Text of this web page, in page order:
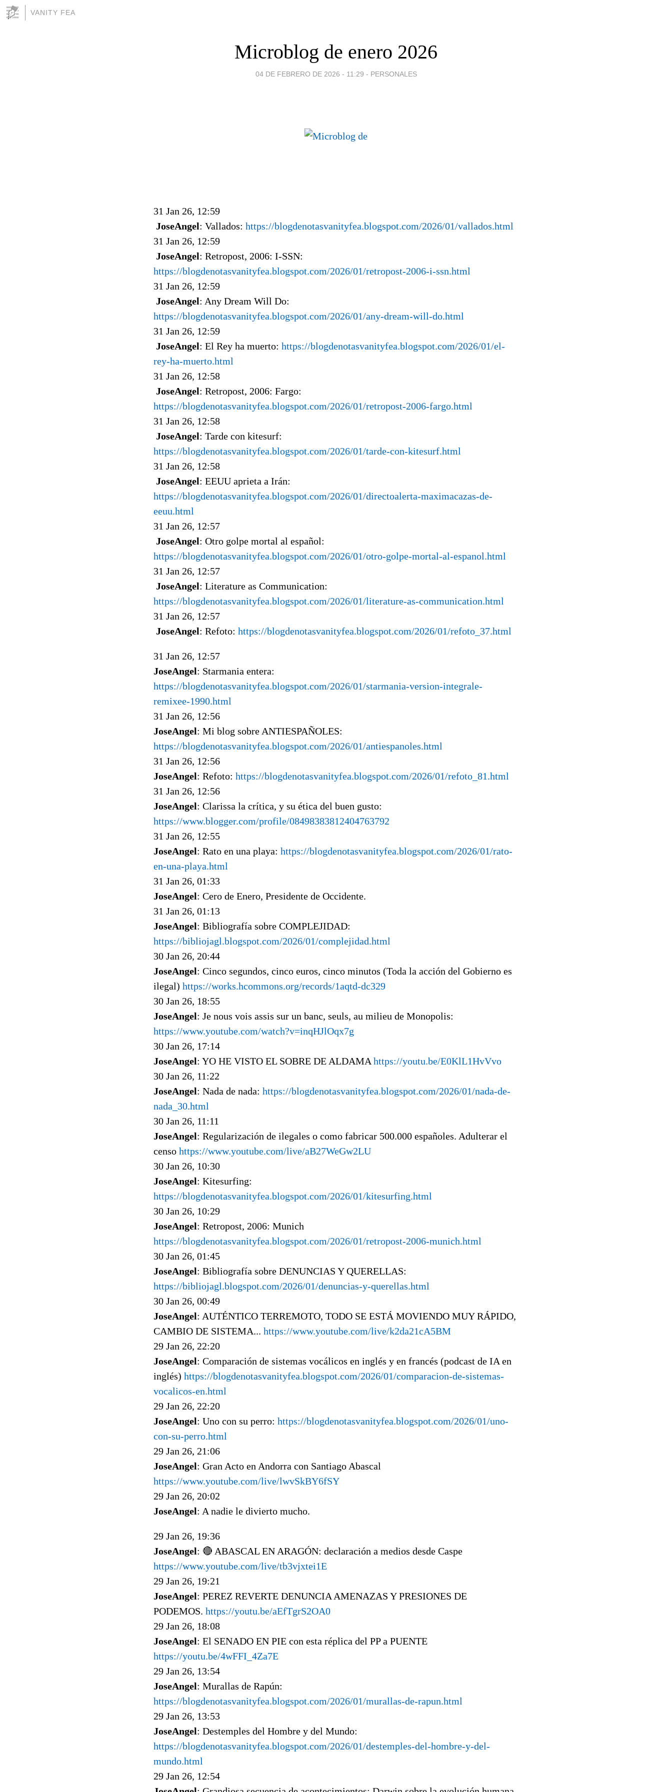
VANITY FEA
Microblog de enero 2026
04 DE FEBRERO DE 2026 - 11:29 - PERSONALES
31 Jan 26, 12:59
JoseAngel: Vallados: https://blogdenotasvanityfea.blogspot.com/2026/01/vallados.html
31 Jan 26, 12:59
JoseAngel: Retropost, 2006: I-SSN:
https://blogdenotasvanityfea.blogspot.com/2026/01/retropost-2006-i-ssn.html
31 Jan 26, 12:59
JoseAngel: Any Dream Will Do:
https://blogdenotasvanityfea.blogspot.com/2026/01/any-dream-will-do.html
31 Jan 26, 12:59
JoseAngel: El Rey ha muerto: https://blogdenotasvanityfea.blogspot.com/2026/01/el-
rey-ha-muerto.html
31 Jan 26, 12:58
JoseAngel: Retropost, 2006: Fargo:
https://blogdenotasvanityfea.blogspot.com/2026/01/retropost-2006-fargo.html
31 Jan 26, 12:58
JoseAngel: Tarde con kitesurf:
https://blogdenotasvanityfea.blogspot.com/2026/01/tarde-con-kitesurf.html
31 Jan 26, 12:58
JoseAngel: EEUU aprieta a Irán:
https://blogdenotasvanityfea.blogspot.com/2026/01/directoalerta-maximacazas-de-
eeuu.html
31 Jan 26, 12:57
JoseAngel: Otro golpe mortal al español:
https://blogdenotasvanityfea.blogspot.com/2026/01/otro-golpe-mortal-al-espanol.html
31 Jan 26, 12:57
JoseAngel: Literature as Communication:
https://blogdenotasvanityfea.blogspot.com/2026/01/literature-as-communication.html
31 Jan 26, 12:57
JoseAngel: Refoto: https://blogdenotasvanityfea.blogspot.com/2026/01/refoto_37.html
31 Jan 26, 12:57
JoseAngel: Starmania entera:
https://blogdenotasvanityfea.blogspot.com/2026/01/starmania-version-integrale-
remixee-1990.html
31 Jan 26, 12:56
JoseAngel: Mi blog sobre ANTIESPAÑOLES:
https://blogdenotasvanityfea.blogspot.com/2026/01/antiespanoles.html
31 Jan 26, 12:56
JoseAngel: Refoto: https://blogdenotasvanityfea.blogspot.com/2026/01/refoto_81.html
31 Jan 26, 12:56
JoseAngel: Clarissa la crítica, y su ética del buen gusto:
https://www.blogger.com/profile/08498383812404763792
31 Jan 26, 12:55
JoseAngel: Rato en una playa: https://blogdenotasvanityfea.blogspot.com/2026/01/rato-
en-una-playa.html
31 Jan 26, 01:33
JoseAngel: Cero de Enero, Presidente de Occidente.
31 Jan 26, 01:13
JoseAngel: Bibliografía sobre COMPLEJIDAD:
https://bibliojagl.blogspot.com/2026/01/complejidad.html
30 Jan 26, 20:44
JoseAngel: Cinco segundos, cinco euros, cinco minutos (Toda la acción del Gobierno es
ilegal) https://works.hcommons.org/records/1aqtd-dc329
30 Jan 26, 18:55
JoseAngel: Je nous vois assis sur un banc, seuls, au milieu de Monopolis:
https://www.youtube.com/watch?v=inqHJlOqx7g
30 Jan 26, 17:14
JoseAngel: YO HE VISTO EL SOBRE DE ALDAMA https://youtu.be/E0KlL1HvVvo
30 Jan 26, 11:22
JoseAngel: Nada de nada: https://blogdenotasvanityfea.blogspot.com/2026/01/nada-de-
nada_30.html
30 Jan 26, 11:11
JoseAngel: Regularización de ilegales o como fabricar 500.000 españoles. Adulterar el
censo https://www.youtube.com/live/aB27WeGw2LU
30 Jan 26, 10:30
JoseAngel: Kitesurfing:
https://blogdenotasvanityfea.blogspot.com/2026/01/kitesurfing.html
30 Jan 26, 10:29
JoseAngel: Retropost, 2006: Munich
https://blogdenotasvanityfea.blogspot.com/2026/01/retropost-2006-munich.html
30 Jan 26, 01:45
JoseAngel: Bibliografía sobre DENUNCIAS Y QUERELLAS:
https://bibliojagl.blogspot.com/2026/01/denuncias-y-querellas.html
30 Jan 26, 00:49
JoseAngel: AUTÉNTICO TERREMOTO, TODO SE ESTÁ MOVIENDO MUY RÁPIDO,
CAMBIO DE SISTEMA... https://www.youtube.com/live/k2da21cA5BM
29 Jan 26, 22:20
JoseAngel: Comparación de sistemas vocálicos en inglés y en francés (podcast de IA en
inglés) https://blogdenotasvanityfea.blogspot.com/2026/01/comparacion-de-sistemas-
vocalicos-en.html
29 Jan 26, 22:20
JoseAngel: Uno con su perro: https://blogdenotasvanityfea.blogspot.com/2026/01/uno-
con-su-perro.html
29 Jan 26, 21:06
JoseAngel: Gran Acto en Andorra con Santiago Abascal
https://www.youtube.com/live/lwvSkBY6fSY
29 Jan 26, 20:02
JoseAngel: A nadie le divierto mucho.
29 Jan 26, 19:36
JoseAngel: 🔴 ABASCAL EN ARAGÓN: declaración a medios desde Caspe
https://www.youtube.com/live/tb3vjxtei1E
29 Jan 26, 19:21
JoseAngel: PEREZ REVERTE DENUNCIA AMENAZAS Y PRESIONES DE
PODEMOS. https://youtu.be/aEfTgrS2OA0
29 Jan 26, 18:08
JoseAngel: El SENADO EN PIE con esta réplica del PP a PUENTE
https://youtu.be/4wFFI_4Za7E
29 Jan 26, 13:54
JoseAngel: Murallas de Rapún:
https://blogdenotasvanityfea.blogspot.com/2026/01/murallas-de-rapun.html
29 Jan 26, 13:53
JoseAngel: Destemples del Hombre y del Mundo:
https://blogdenotasvanityfea.blogspot.com/2026/01/destemples-del-hombre-y-del-
mundo.html
29 Jan 26, 12:54